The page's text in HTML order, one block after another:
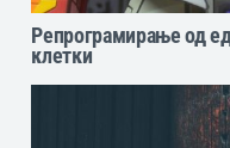
Репрограмирање од
клетки